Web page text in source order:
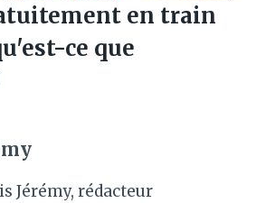
en train
ce que
Jérémy, rédacteur